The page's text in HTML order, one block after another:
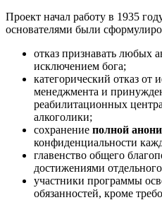
Проект начал работу в 1935
основателями были
отказ признавать любых
исключением бога;
категорический отказ от
менеджмента и
реабилитационных
алкоголики;
сохранение полной
конфиденциальности
главенство общего
достижениями
участники программы
обязанностей, кроме